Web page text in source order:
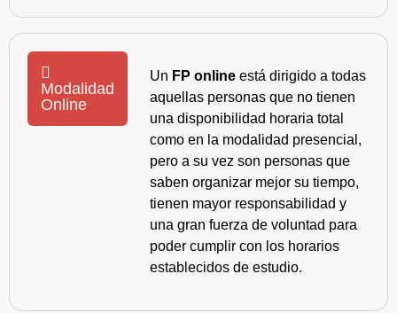
Modalidad
Online
Un FP online está dirigido a todas
aquellas personas que no tienen
una disponibilidad horaria total
como en la modalidad presencial,
pero a su vez son personas que
saben organizar mejor su tiempo,
tienen mayor responsabilidad y
una gran fuerza de voluntad para
poder cumplir con los horarios
establecidos de estudio.